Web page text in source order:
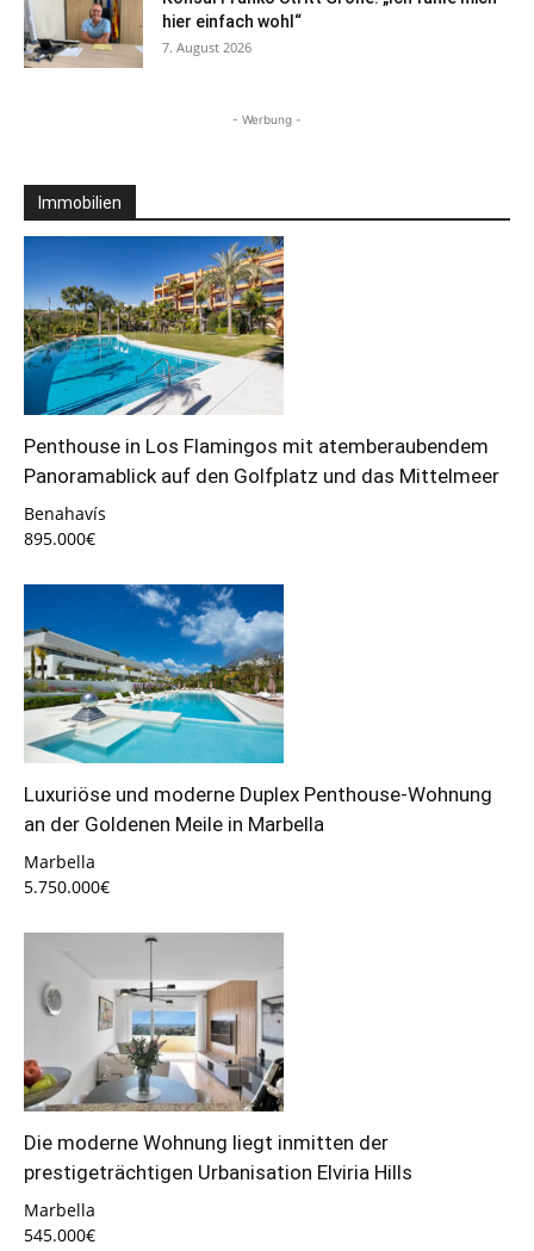
hier einfach wohl“
7. August 2026
- Werbung -
Immobilien
Penthouse in Los Flamingos mit atemberaubendem
Panoramablick auf den Golfplatz und das Mittelmeer
Benahavís
895.000€
Luxuriöse und moderne Duplex Penthouse-Wohnung
an der Goldenen Meile in Marbella
Marbella
5.750.000€
Die moderne Wohnung liegt inmitten der
prestigeträchtigen Urbanisation Elviria Hills
Marbella
545.000€